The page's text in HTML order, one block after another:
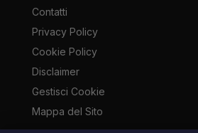
Contatti
Privacy Policy
Cookie Policy
Disclaimer
Gestisci Cookie
Mappa del Sito